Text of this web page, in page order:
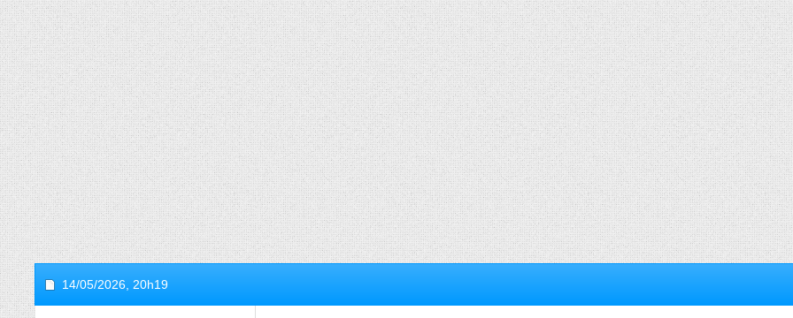
14/05/2026, 20h19